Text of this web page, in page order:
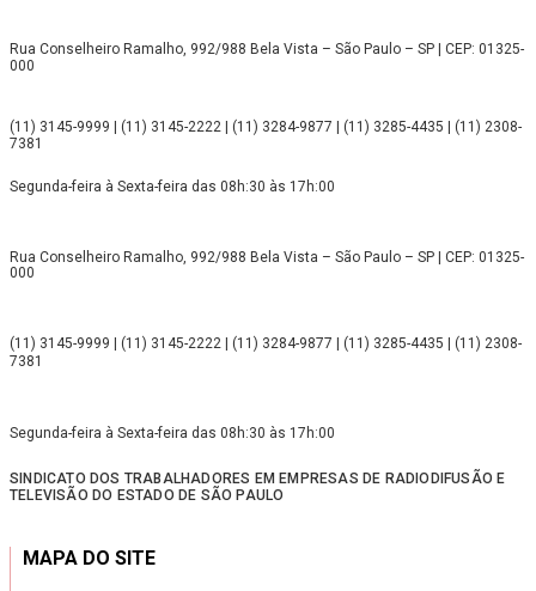
Rua Conselheiro Ramalho, 992/988 Bela Vista – São Paulo – SP | CEP: 01325-
000
(11) 3145-9999 | (11) 3145-2222 | (11) 3284-9877 | (11) 3285-4435 | (11) 2308-
7381
Segunda-feira à Sexta-feira das 08h:30 às 17h:00
Rua Conselheiro Ramalho, 992/988 Bela Vista – São Paulo – SP | CEP: 01325-
000
(11) 3145-9999 | (11) 3145-2222 | (11) 3284-9877 | (11) 3285-4435 | (11) 2308-
7381
Segunda-feira à Sexta-feira das 08h:30 às 17h:00
SINDICATO DOS TRABALHADORES EM EMPRESAS DE RADIODIFUSÃO E
TELEVISÃO DO ESTADO DE SÃO PAULO
MAPA DO SITE